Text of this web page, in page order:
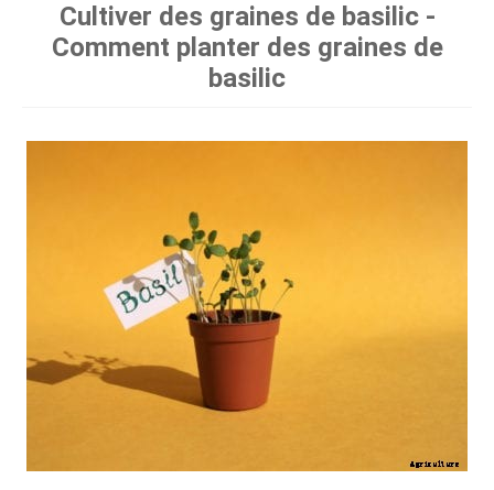
Cultiver des graines de basilic -
Comment planter des graines de
basilic